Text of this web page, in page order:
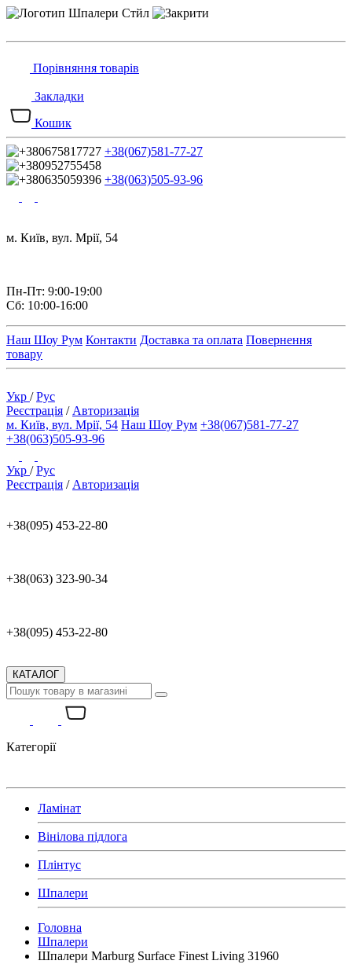
Порівняння товарів
Закладки
Кошик
+38(067)581-77-27
+38(063)505-93-96
м. Київ, вул. Мрії, 54
Пн-Пт: 9:00-19:00
Сб: 10:00-16:00
Наш Шоу Рум Контакти Доставка та оплата Повернення
товару
Укр /Рус
Реєстрація / Авторизація
м. Київ, вул. Мрії, 54 Наш Шоу Рум +38(067)581-77-27
+38(063)505-93-96
Укр /Рус
Реєстрація / Авторизація
+38(095) 453-22-80
+38(063) 323-90-34
+38(095) 453-22-80
КАТАЛОГ
Категорії
Ламінат
Вінілова підлога
Плінтус
Шпалери
Головна
Шпалери
Шпалери Marburg Surface Finest Living 31960